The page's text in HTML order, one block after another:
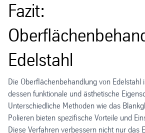
Fazit:
Edelstahl
Die Oberflächenbehandlung von
dessen funktionale und ästhetische
Unterschiedliche Methoden wie das
Polieren bieten spezifische Vorteile und
Diese Verfahren verbessern nicht nur das